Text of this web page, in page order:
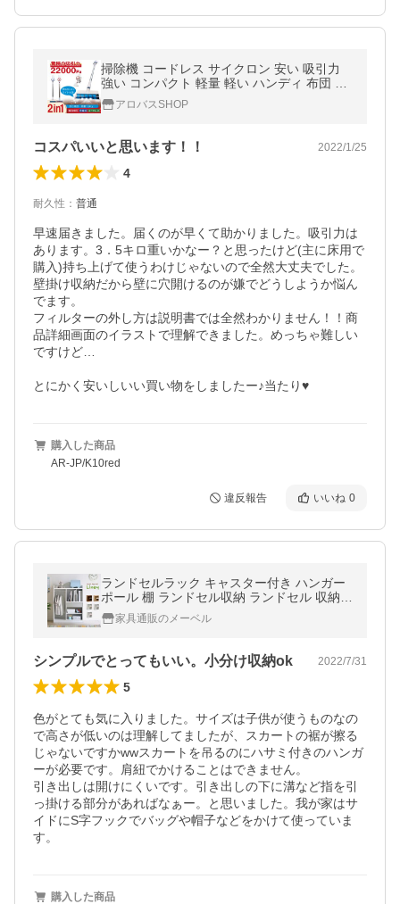
掃除機 コードレス サイクロン 安い 吸引力
強い コンパクト 軽量 軽い ハンディ 布団 兼
用 車用 充電式 22000pa
アロバスSHOP
コスパいいと思います！！ 2022/1/25
4
耐久性 ： 普通
早速届きました。届くのが早くて助かりました。吸引力は
あります。3．5キロ重いかなー？と思ったけど(主に床用で
購入)持ち上げて使うわけじゃないので全然大丈夫でした。
壁掛け収納だから壁に穴開けるのが嫌でどうしようか悩ん
でます。
フィルターの外し方は説明書では全然わかりません！！商
品詳細画面のイラストで理解できました。めっちゃ難しい
ですけど…
とにかく安いしいい買い物をしましたー♪当たり♥
購入した商品
AR-JP/K10red
違反報告 いいね 0
ランドセルラック キャスター付き ハンガー
ポール 棚 ランドセル収納 ランドセル 収納
白 ハンガーラック ランドセル ラック 幅72c
m Liney ライニー 5色対応
家具通販のメーベル
シンプルでとってもいい。小分け収納ok 2022/7/31
5
色がとても気に入りました。サイズは子供が使うものなの
で高さが低いのは理解してましたが、スカートの裾が擦る
じゃないですかwwスカートを吊るのにハサミ付きのハンガ
ーが必要です。肩紐でかけることはできません。
引き出しは開けにくいです。引き出しの下に溝など指を引
っ掛ける部分があればなぁー。と思いました。我が家はサ
イドにS字フックでバッグや帽子などをかけて使っていま
す。
購入した商品